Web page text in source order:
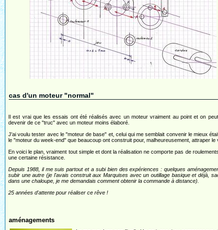
cas d'un moteur "normal"
Il est vrai que les essais ont été réalisés avec un moteur vraiment au point et on
devenir de ce "truc" avec un moteur moins élaboré.
J'ai voulu tester avec le "moteur de base" et, celui qui me semblait convenir le mieux
le "moteur du week-end" que beaucoup ont construit pour, malheureusement, attraper le
En voici le plan, vraiment tout simple et dont la réalisation ne comporte pas de
une certaine résistance.
Depuis 1988, il me suis partout et a subi bien des expériences : quelques
subir une autre (je l'avais construit aux Marquises avec un outillage basique et déjà,
dans une chaloupe, je me demandais comment obtenir la commande à distance).
25 années d'attente pour réaliser ce rêve !
aménagements